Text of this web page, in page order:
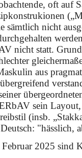
oft auf
nicht
nicht statt.
aus
sein Layout,
(insb.
"hässlich,
2025 sind